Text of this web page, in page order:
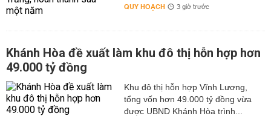
QUY HOẠCH 3 giờ trước
Khánh Hòa đề xuất làm khu đô thị hỗn hợp hơn
49.000 tỷ đồng
Khu đô thị hỗn hợp Vĩnh Lương,
tổng vốn hơn 49.000 tỷ đồng vừa
được UBND Khánh Hòa trình...